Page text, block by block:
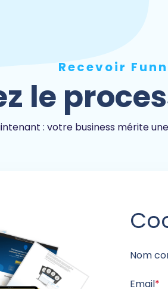
Recevoir
le
: votre business mérite
Nom
Email*